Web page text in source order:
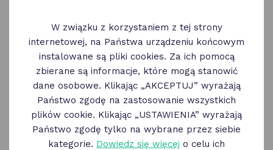
W ramach Poznańskich Dni Rodziny, w dniach
30 - 31 maja zaplanowany jestWeekend
Zniżek z OK Poznań: na te dni Partnerzy
Programu przygotowali specjalne oferty dla
użytkowników Karty OK Poznań.
W związku z korzystaniem z tej strony
internetowej, na Państwa urządzeniu końcowym
instalowane są pliki cookies. Za ich pomocą
zbierane są informacje, które mogą stanowić
dane osobowe. Klikając „AKCEPTUJ” wyrażają
Państwo zgodę na zastosowanie wszystkich
plików cookie. Klikając „USTAWIENIA” wyrażają
Państwo zgodę tylko na wybrane przez siebie
kategorie. Dowiedz się więcej o celu ich